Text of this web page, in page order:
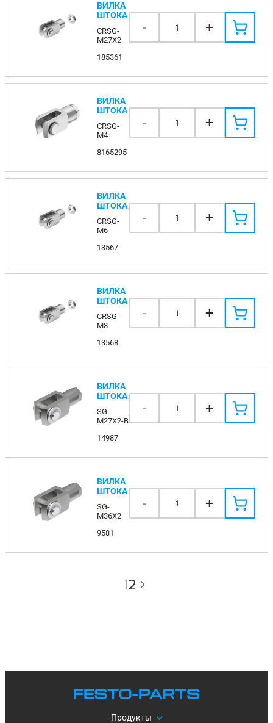
ВИЛКА
ШТОКА
CRSG-
M27X2
185361
- 1 +
ВИЛКА
ШТОКА
CRSG-
M4
8165295
- 1 +
ВИЛКА
ШТОКА
CRSG-
M6
13567
- 1 +
ВИЛКА
ШТОКА
CRSG-
M8
13568
- 1 +
ВИЛКА
ШТОКА
SG-
M27X2-B
14987
- 1 +
ВИЛКА
ШТОКА
SG-
M36X2
9581
- 1 +
12
Продукты